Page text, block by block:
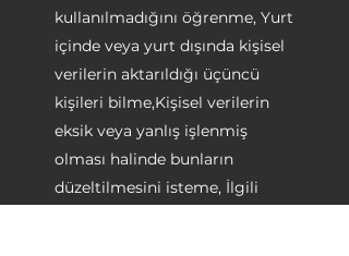
kullanılmadığını öğrenme, Yurt
içinde veya yurt dışında kişisel
verilerin aktarıldığı üçüncü
kişileri bilme,Kişisel verilerin
eksik veya yanlış işlenmiş
olması halinde bunların
düzeltilmesini isteme, İlgili